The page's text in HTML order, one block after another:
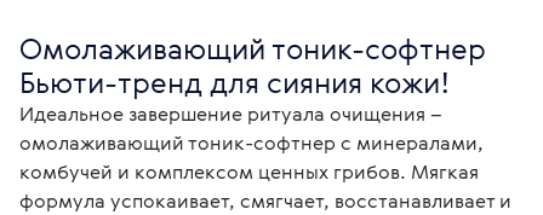
Омолаживающий тоник-софтнер
Бьюти-тренд для сияния кожи!
Идеальное завершение ритуала очищения –
омолаживающий тоник-софтнер с минералами,
комбучей и комплексом ценных грибов. Мягкая
формула успокаивает, смягчает, восстанавливает и